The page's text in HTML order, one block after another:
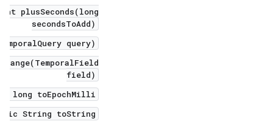
plusSeconds(long
secondsToAdd)
query)
range(TemporalField
field)
long toEpochMilli()
String toString()